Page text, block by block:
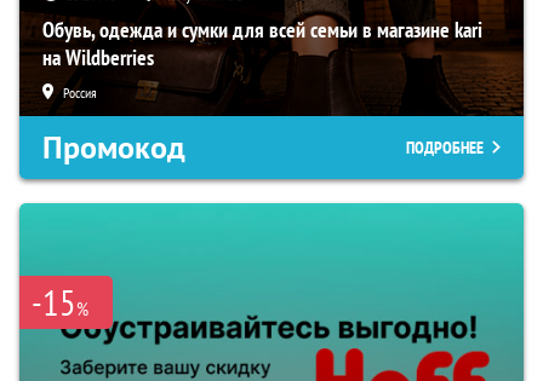
Обувь, одежда и сумки для всей семьи в магазине kari
на Wildberries
Россия
Промокод ПОДРОБНЕЕ
-15%